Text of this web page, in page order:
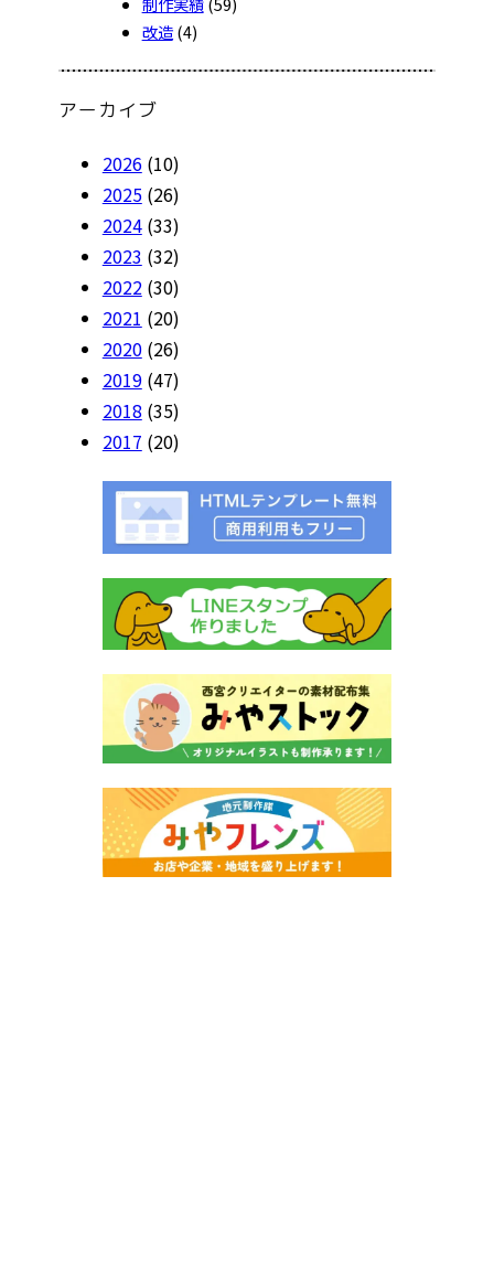
改造(4)
アーカイブ
2026(10)
2025(26)
2024(33)
2023 (32)
2022(30)
2021 (20)
2020(26)
2019(47)
2018 (35)
2017 (20)